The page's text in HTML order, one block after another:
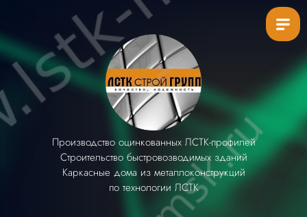
Производство оцинкованных ЛСТК-профилей
Строительство быстровозводимых зданий
Каркасные дома из металлоконструкций
по технологии ЛСТК